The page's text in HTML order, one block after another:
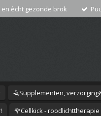
en ècht gezonde brok
🪒Supplementen,
🌹Cellkick - roodlichttherapie